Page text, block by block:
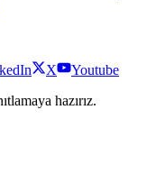
X
Youtube
hazırız.